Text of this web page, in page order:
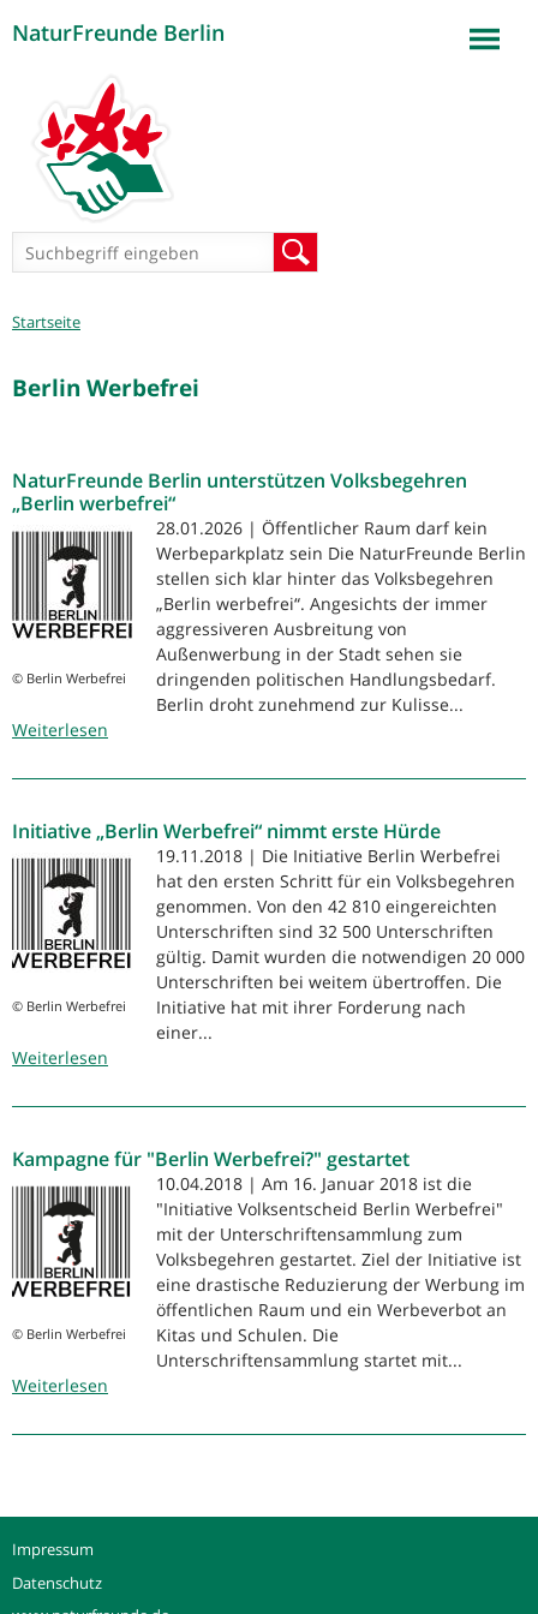
NaturFreunde Berlin
Suchformular
Sie
Startseite
Berlin Werbefrei
NaturFreunde Berlin unterstützen Volksbegehren
„Berlin werbefrei“
© Berlin Werbefrei
28.01.2026 | Öffentlicher Raum darf kein
Werbeparkplatz sein Die NaturFreunde Berlin
stellen sich klar hinter das Volksbegehren
„Berlin werbefrei“. Angesichts der immer
aggressiveren Ausbreitung von
Außenwerbung in der Stadt sehen sie
dringenden politischen Handlungsbedarf.
Berlin droht zunehmend zur Kulisse...
Weiterlesen
Berlin
Volksbegehren
„Berlin
werbefrei“
Initiative „Berlin Werbefrei“ nimmt erste Hürde
© Berlin Werbefrei
19.11.2018 | Die Initiative Berlin Werbefrei
hat den ersten Schritt für ein Volksbegehren
genommen. Von den 42 810 eingereichten
Unterschriften sind 32 500 Unterschriften
gültig. Damit wurden die notwendigen 20 000
Unterschriften bei weitem übertroffen. Die
Initiative hat mit ihrer Forderung nach
einer...
Weiterlesen
„Berlin
nimmt
erste
Hürde
Kampagne für "Berlin Werbefrei?" gestartet
© Berlin Werbefrei
10.04.2018 | Am 16. Januar 2018 ist die
"Initiative Volksentscheid Berlin Werbefrei"
mit der Unterschriftensammlung zum
Volksbegehren gestartet. Ziel der Initiative ist
eine drastische Reduzierung der Werbung im
öffentlichen Raum und ein Werbeverbot an
Kitas und Schulen. Die
Unterschriftensammlung startet mit...
Weiterlesen
für
gestartet
Impressum
Datenschutz